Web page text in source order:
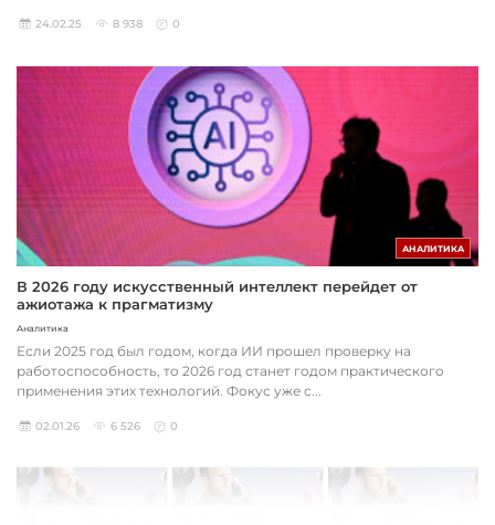
24.02.25 8 938 0
АНАЛИТИКА
В 2026 году искусственный интеллект перейдет от
ажиотажа к прагматизму
Аналитика
Если 2025 год был годом, когда ИИ прошел проверку на
работоспособность, то 2026 год станет годом практического
применения этих технологий. Фокус уже с...
02.01.26 6 526 0